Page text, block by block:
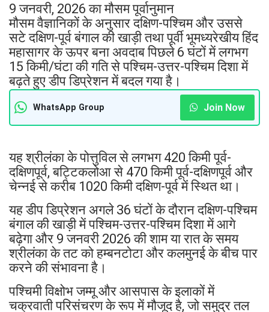
9 जनवरी, 2026 का मौसम पूर्वानुमान
मौसम वैज्ञानिकों के अनुसार दक्षिण-पश्चिम और उससे
सटे दक्षिण-पूर्व बंगाल की खाड़ी तथा पूर्वी भूमध्यरेखीय हिंद
महासागर के ऊपर बना अवदाब पिछले 6 घंटों में लगभग
15 किमी/घंटा की गति से पश्चिम-उत्तर-पश्चिम दिशा में
बढ़ते हुए डीप डिप्रेशन में बदल गया है।
WhatsApp Group Join Now
यह श्रीलंका के पोत्तुविल से लगभग 420 किमी पूर्व-
दक्षिणपूर्व, बट्टिकलोआ से 470 किमी पूर्व-दक्षिणपूर्व और
चेन्नई से करीब 1020 किमी दक्षिण-पूर्व में स्थित था।
यह डीप डिप्रेशन अगले 36 घंटों के दौरान दक्षिण-पश्चिम
बंगाल की खाड़ी में पश्चिम-उत्तर-पश्चिम दिशा में आगे
बढ़ेगा और 9 जनवरी 2026 की शाम या रात के समय
श्रीलंका के तट को हम्बनटोटा और कलमुनई के बीच पार
करने की संभावना है।
पश्चिमी विक्षोभ जम्मू और आसपास के इलाकों में
चक्रवाती परिसंचरण के रूप में मौजूद है, जो समुद्र तल